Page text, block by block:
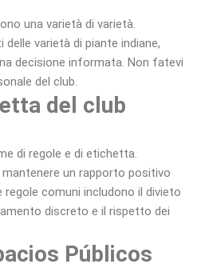
una varietà di varietà.
varietà di piante indiane,
decisione informata. Non fatevi
del club.
del club
di regole e di etichetta.
un rapporto positivo
regole comuni includono il divieto
discreto e il rispetto dei
Públicos